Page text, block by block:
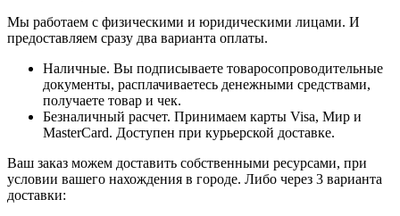
Мы работаем с физическими и юридическими лицами. И
предоставляем сразу два варианта оплаты.
Наличные. Вы подписываете товаросопроводительные
документы, расплачиваетесь денежными средствами,
получаете товар и чек.
Безналичный расчет. Принимаем карты Visa, Мир и
MasterCard. Доступен при курьерской доставке.
Ваш заказ можем доставить собственными ресурсами, при
условии вашего нахождения в городе. Либо через 3 варианта
доставки: